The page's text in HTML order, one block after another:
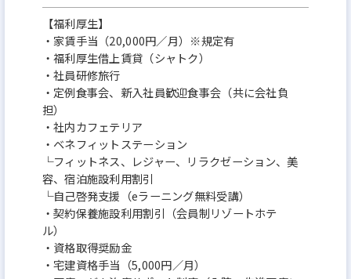
【福利厚生】
・家賃手当（20,000円／月）※規定有
・福利厚生借上賃貸（シャトク）
・社員研修旅行
・定例食事会、新入社員歓迎食事会（共に会社負
担）
・社内カフェテリア
・ベネフィットステーション
└フィットネス、レジャー、リラクゼーション、美
容、宿泊施設利用割引
└自己啓発支援（eラーニング無料受講）
・契約保養施設利用割引（会員制リゾートホテ
ル）
・資格取得奨励金
・宅建資格手当（5,000円／月）